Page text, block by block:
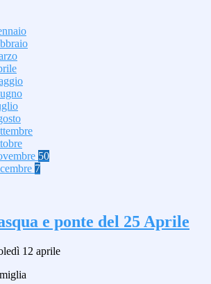
50
7
e ponte del 25 Aprile
12 aprile